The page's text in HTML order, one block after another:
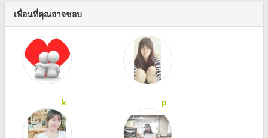
เพื่อนที่คุณอาจชอบ
k p